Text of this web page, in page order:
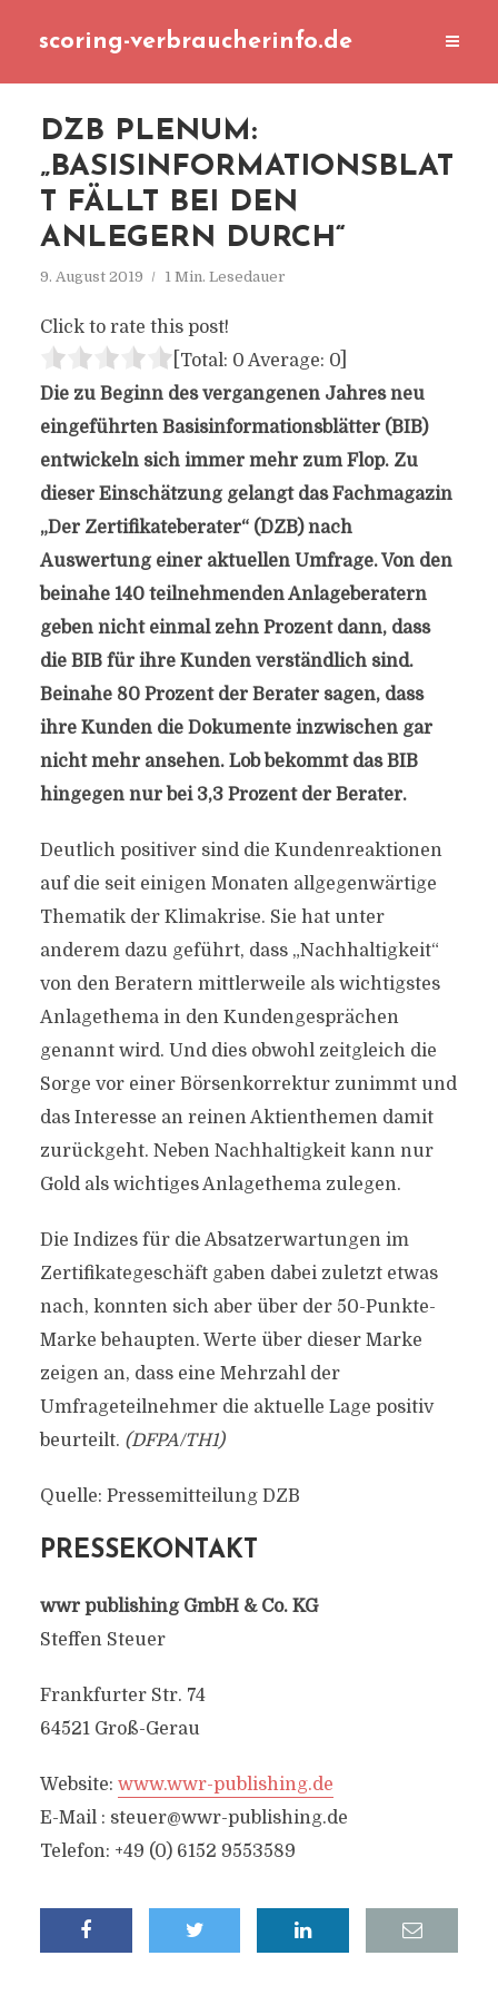
scoring-verbraucherinfo.de
DZB PLENUM:
„BASISINFORMATIONSBLAT
T FÄLLT BEI DEN
ANLEGERN DURCH“
9. August 2019 1 Min. Lesedauer
Click to rate this post!
[Total: 0 Average: 0]
Die zu Beginn des vergangenen Jahres neu
eingeführten Basisinformationsblätter (BIB)
entwickeln sich immer mehr zum Flop. Zu
dieser Einschätzung gelangt das Fachmagazin
„Der Zertifikateberater“ (DZB) nach
Auswertung einer aktuellen Umfrage. Von den
beinahe 140 teilnehmenden Anlageberatern
geben nicht einmal zehn Prozent dann, dass
die BIB für ihre Kunden verständlich sind.
Beinahe 80 Prozent der Berater sagen, dass
ihre Kunden die Dokumente inzwischen gar
nicht mehr ansehen. Lob bekommt das BIB
hingegen nur bei 3,3 Prozent der Berater.
Deutlich positiver sind die Kundenreaktionen
auf die seit einigen Monaten allgegenwärtige
Thematik der Klimakrise. Sie hat unter
anderem dazu geführt, dass „Nachhaltigkeit“
von den Beratern mittlerweile als wichtigstes
Anlagethema in den Kundengesprächen
genannt wird. Und dies obwohl zeitgleich die
Sorge vor einer Börsenkorrektur zunimmt und
das Interesse an reinen Aktienthemen damit
zurückgeht. Neben Nachhaltigkeit kann nur
Gold als wichtiges Anlagethema zulegen.
Die Indizes für die Absatzerwartungen im
Zertifikategeschäft gaben dabei zuletzt etwas
nach, konnten sich aber über der 50-Punkte-
Marke behaupten. Werte über dieser Marke
zeigen an, dass eine Mehrzahl der
Umfrageteilnehmer die aktuelle Lage positiv
beurteilt. (DFPA/TH1)
Quelle: Pressemitteilung DZB
PRESSEKONTAKT
wwr publishing GmbH & Co. KG
Steffen Steuer
Frankfurter Str. 74
64521 Groß-Gerau
Website: www.wwr-publishing.de
E-Mail : steuer@wwr-publishing.de
Telefon: +49 (0) 6152 9553589